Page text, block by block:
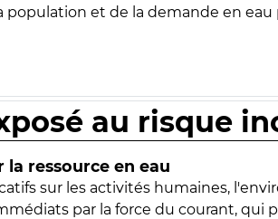
population et de la demande en eau
au risque
la ressource en eau
sur les activités humaines,
par la force du courant, qui